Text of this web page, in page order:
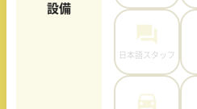
設備
日本語スタッフ